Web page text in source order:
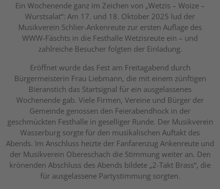
Ein Wochenende ganz im Zeichen von „Wetzis – Woize –
Wurstsalat“: Am 17. und 18. Oktober 2025 lud der
Musikverein Schlier-Ankenreute zur ersten Auflage des
WWW-Fäschts in die Festhalle Wetzisreute ein – und
zahlreiche Besucher folgten der Einladung.
Eröffnet wurde das Fest am Freitagabend durch
Bürgermeisterin Frau Liebmann, die mit einem zünftigen
Bieranstich das Startsignal für ein ausgelassenes
Wochenende gab. Viele Firmen, Vereine und Bürger der
Gemeinde genossen den Feierabendhock in der
geschmückten Festhalle in geselliger Runde. Der Musikverein
Wasserburg sorgte für den musikalischen Auftakt des
Abends. Im Anschluss heizte der Fanfarenzug Ankenreute und
der Musikverein Obereschach die Stimmung weiter an. Den
krönenden Abschluss des Abends bildete „2-Takt Brass“, die
für ausgelassene Partystimmung sorgten.